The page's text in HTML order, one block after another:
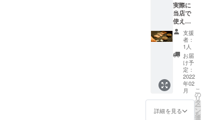
実際に
当店で
使える
ロイヤ
ルス
テーキ
お食事
（1000
円分）
・有効
期限
2022年
3月1
日〜8月
支援
者：
1人
お届
け予
定：
2022
年02
月
詳細を見る
こ
の
リ
タ
ー
ン
を